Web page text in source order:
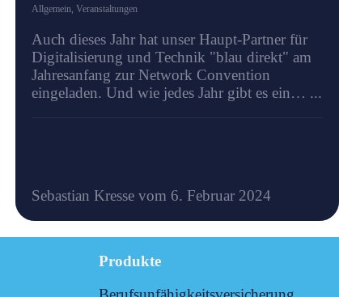
Allgemein, Veranstaltungen
Auch dieses Jahr hat unser Haupt-Partner für
Digitalisierung und Technik "blau direkt" am
Jahresanfang zur Network Convention
eingeladen. Und wie jedes Jahr gibt es ein… ...
Sebastian Kresse vom 6. Februar 2024
Produkte